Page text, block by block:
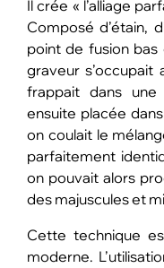
Il crée « l’alliage
Composé d’étain,
point de fusion
graveur s’occupait
frappait dans
ensuite placée
on coulait le
parfaitement
on pouvait alors
des majuscules et
Cette technique
moderne.